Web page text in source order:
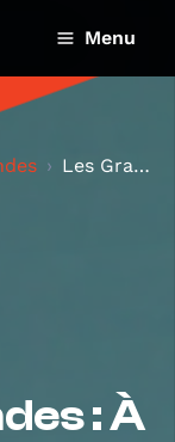
Menu
Les Grandes Ondes : À fond les ballons ! — Épilogu...
: À